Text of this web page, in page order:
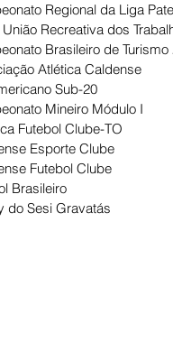
Regional da Liga
União Recreativa dos
Brasileiro de Turismo
Atlética Caldense
Sub-20
Mineiro Módulo I
Futebol Clube-TO
Esporte Clube
Futebol Clube
Brasileiro
do Sesi Gravatás